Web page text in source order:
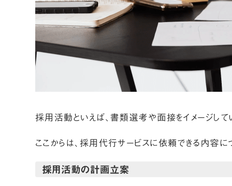
採用活動といえば、書類選考や面接をイメージし
ここからは、採用代行サービスに依頼できる内容に
採用活動の計画立案